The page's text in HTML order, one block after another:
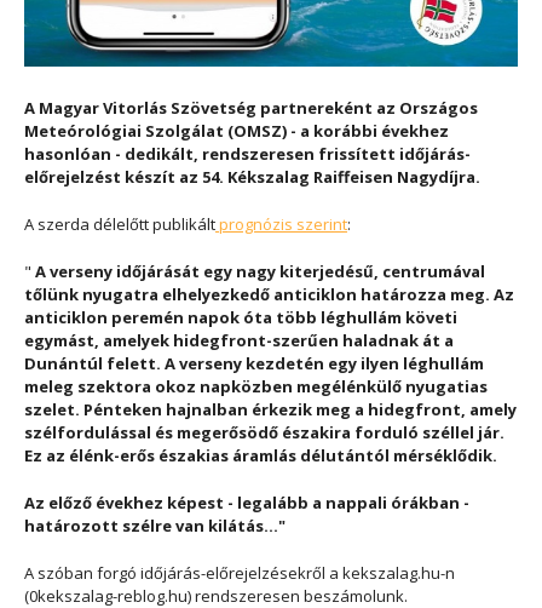
A Magyar Vitorlás Szövetség partnereként az Országos
Meteórológiai Szolgálat (OMSZ) - a korábbi évekhez
hasonlóan - dedikált, rendszeresen frissített időjárás-
előrejelzést készít az 54. Kékszalag Raiffeisen Nagydíjra.
A szerda délelőtt publikáltprognózis szerint:
" A verseny időjárását egy nagy kiterjedésű, centrumával
tőlünk nyugatra elhelyezkedő anticiklon határozza meg. Az
anticiklon peremén napok óta több léghullám követi
egymást, amelyek hidegfront-szerűen haladnak át a
Dunántúl felett. A verseny kezdetén egy ilyen léghullám
meleg szektora okoz napközben megélénkülő nyugatias
szelet. Pénteken hajnalban érkezik meg a hidegfront, amely
szélfordulással és megerősödő északira forduló széllel jár.
Ez az élénk-erős északias áramlás délutántól mérséklődik.
Az előző évekhez képest - legalább a nappali órákban -
határozott szélre van kilátás..."
A szóban forgó időjárás-előrejelzésekről a kekszalag.hu-n
(0kekszalag-reblog.hu) rendszeresen beszámolunk.